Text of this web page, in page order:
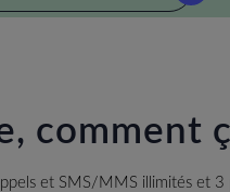
comment
et SMS/MMS illimités et 3